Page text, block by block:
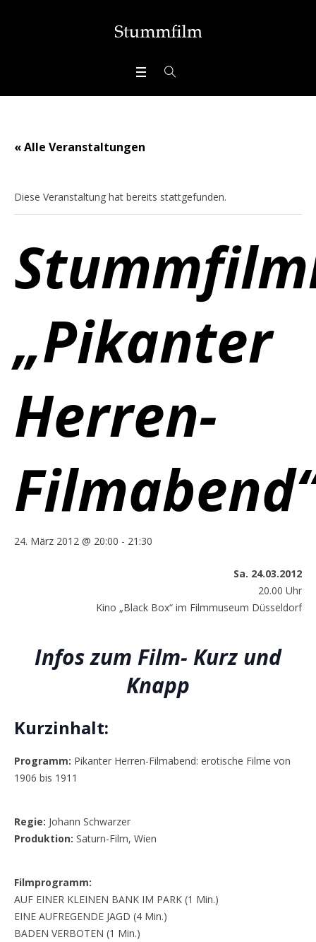
« Alle Veranstaltungen
Diese Veranstaltung hat bereits stattgefunden.
„Pikanter
Herren-
24. März 2012 @ 20:00 - 21:30
Sa. 24.03.2012
20.00 Uhr
Kino „Black Box“ im Filmmuseum Düsseldorf
Infos zum Film- Kurz und
Knapp
Kurzinhalt:
Programm: Pikanter Herren-Filmabend: erotische Filme von
1906 bis 1911
Regie: Johann Schwarzer
Produktion: Saturn-Film, Wien
Filmprogramm:
AUF EINER KLEINEN BANK IM PARK (1 Min.)
EINE AUFREGENDE JAGD (4 Min.)
BADEN VERBOTEN (1 Min.)